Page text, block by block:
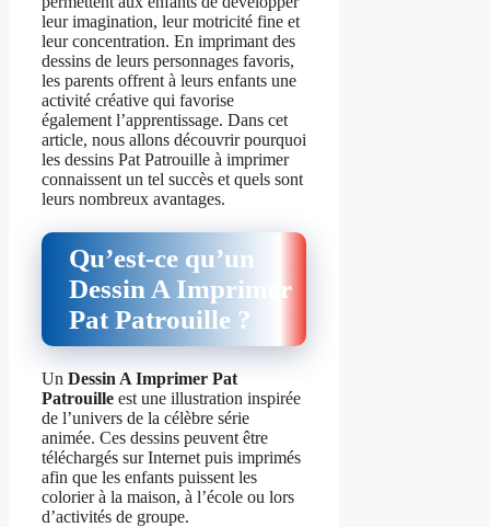
leur imagination, leur motricité fine et
leur concentration. En imprimant des
dessins de leurs personnages favoris,
les parents offrent à leurs enfants une
activité créative qui favorise
également l’apprentissage. Dans cet
article, nous allons découvrir pourquoi
les dessins Pat Patrouille à imprimer
connaissent un tel succès et quels sont
leurs nombreux avantages.
Qu’est-ce qu’un
Dessin A Imprimer
Pat Patrouille ?
Un Dessin A Imprimer Pat
Patrouille est une illustration inspirée
de l’univers de la célèbre série
animée. Ces dessins peuvent être
téléchargés sur Internet puis imprimés
afin que les enfants puissent les
colorier à la maison, à l’école ou lors
d’activités de groupe.